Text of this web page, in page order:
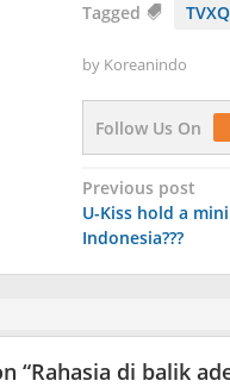
Tagged
by Koreanindo
Follow Us On
Post
Previous post
U-Kiss hold a
Indonesia???
“Rahasia di balik